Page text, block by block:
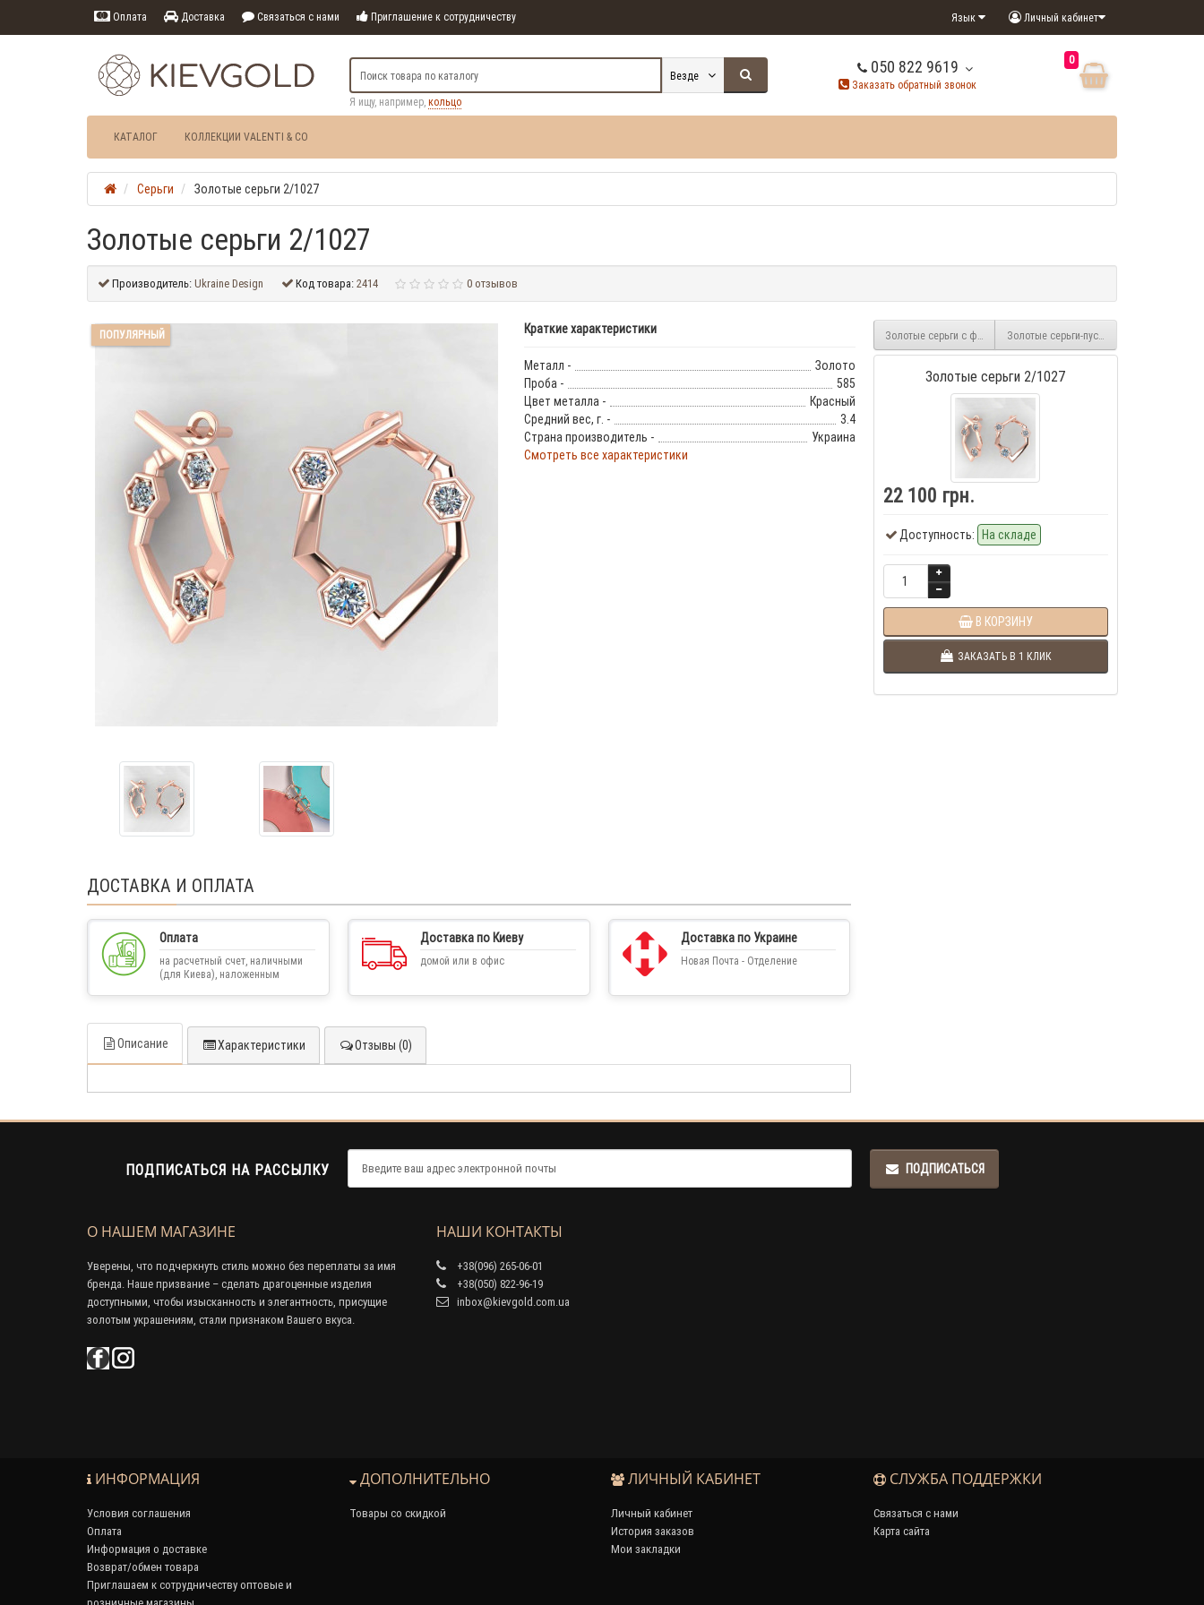
Оплата Доставка Связаться с нами Приглашение к сотрудничеству Личный кабинет
Язык
050 822 9619
Заказать обратный звонок
0
Везде
Я ищу, например, кольцо
КАТАЛОГ КОЛЛЕКЦИИ VALENTI & CO
Серьги Золотые серьги 2/1027
Золотые серьги 2/1027
Производитель:Ukraine Design Код товара:2414 0 отзывов
ПОПУЛЯРНЫЙ Краткие характеристики
Металл -
Золото
Проба -
585
Цвет металла -
Красный
Средний вес, г. -
3.4
Страна производитель -
Украина
Смотреть все характеристики
Золотые серьги с фианитом 2/1078Золотые серьги-пусеты Смайлики с
Золотые серьги 2/1027
22 100 грн.
Доступность: На складе
В КОРЗИНУ
ЗАКАЗАТЬ В 1 КЛИК
ДОСТАВКА И ОПЛАТА
Оплата
на расчетный счет, наличными
(для Киева), наложенным
Доставка по Киеву
домой или в офис
Доставка по Украине
Новая Почта - Отделение
Описание Характеристики Отзывы (0)
ПОДПИСАТЬСЯ НА РАССЫЛКУ ПОДПИСАТЬСЯ
О НАШЕМ МАГАЗИНЕ
Уверены, что подчеркнуть стиль можно без переплаты за имя
бренда. Наше призвание – сделать драгоценные изделия
доступными, чтобы изысканность и элегантность, присущие
золотым украшениям, стали признаком Вашего вкуса.
НАШИ КОНТАКТЫ
+38(096) 265-06-01
+38(050) 822-96-19
inbox@kievgold.com.ua
ИНФОРМАЦИЯ
Условия соглашения
Оплата
Информация о доставке
Возврат/обмен товара
Приглашаем к сотрудничеству оптовые и
ДОПОЛНИТЕЛЬНО
Товары со скидкой
ЛИЧНЫЙ КАБИНЕТ
Личный кабинет
История заказов
Мои закладки
СЛУЖБА ПОДДЕРЖКИ
Связаться с нами
Карта сайта